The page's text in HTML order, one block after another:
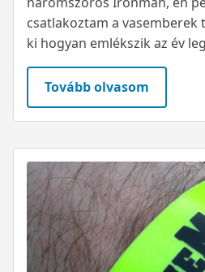
csatlakoztam a vasemberek
ki hogyan emlékszik az év
Tovább olvasom